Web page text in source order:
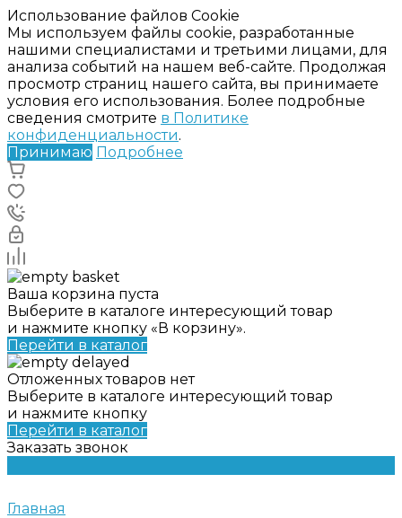
Использование файлов Cookie
Мы используем файлы cookie, разработанные
нашими специалистами и третьими лицами, для
анализа событий на нашем веб-сайте. Продолжая
просмотр страниц нашего сайта, вы принимаете
условия его использования. Более подробные
сведения смотрите в Политике
конфиденциальности.
Принимаю Подробнее
Ваша корзина пуста
Выберите в каталоге интересующий товар
и нажмите кнопку «В корзину».
Перейти в каталог
Отложенных товаров нет
Выберите в каталоге интересующий товар
и нажмите кнопку
Перейти в каталог
Заказать звонок
Главная